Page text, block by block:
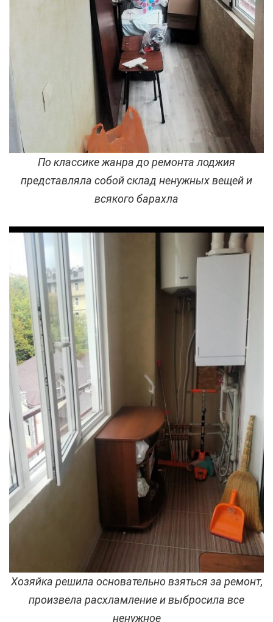
По классике жанра до ремонта лоджия
представляла собой склад ненужных вещей и
всякого барахла
Хозяйка решила основательно взяться за ремонт,
произвела расхламление и выбросила все
ненужное